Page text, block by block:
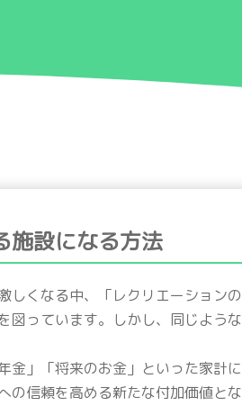
施設になる方法
しくなる中、「レクリエーションの
図っています。しかし、同じような
金」「将来のお金」といった家計に
の信頼を高める新たな付加価値とな